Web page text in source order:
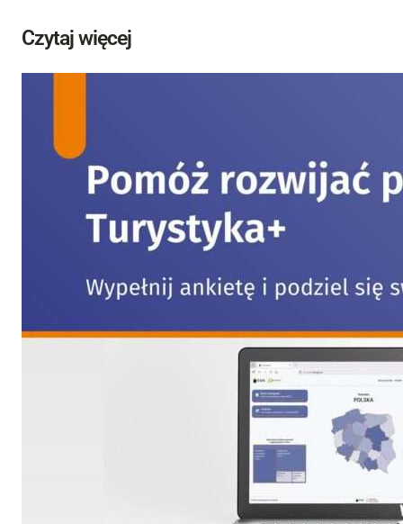
Czytaj więcej